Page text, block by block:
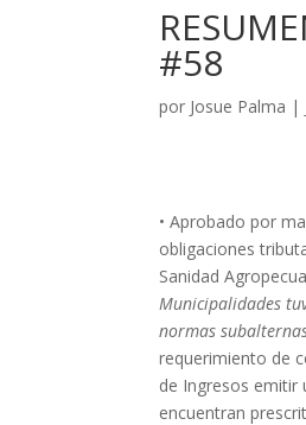
#58
por Josue Palma |
• Aprobado por
obligaciones
Sanidad
Municipalidades
normas
requerimiento de
de Ingresos emitir
encuentran